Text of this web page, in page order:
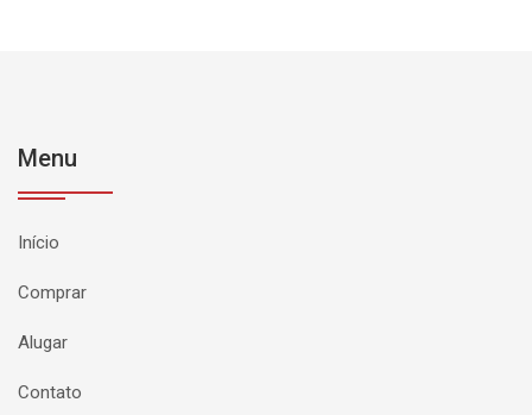
Menu
Início
Comprar
Alugar
Contato